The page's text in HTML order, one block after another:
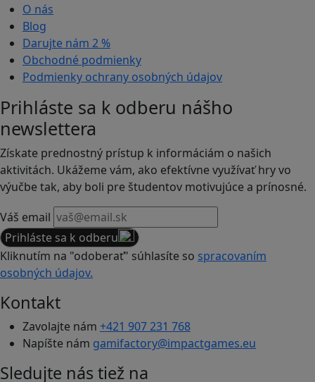
O nás
Blog
Darujte nám 2 %
Obchodné podmienky
Podmienky ochrany osobných údajov
Prihláste sa k odberu nášho
newslettera
Získate prednostný prístup k informáciám o našich
aktivitách. Ukážeme vám, ako efektívne využívať hry vo
výučbe tak, aby boli pre študentov motivujúce a prínosné.
Váš email
Prihláste sa k odberu
Kliknutím na "odoberať" súhlasíte so spracovaním
osobných údajov.
Kontakt
Zavolajte nám +421 907 231 768
Napíšte nám gamifactory@impactgames.eu
Sledujte nás tiež na